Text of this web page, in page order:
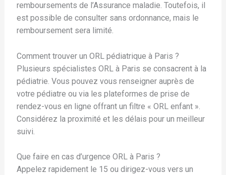
remboursements de l’Assurance maladie. Toutefois, il
est possible de consulter sans ordonnance, mais le
remboursement sera limité.
Comment trouver un ORL pédiatrique à Paris ?
Plusieurs spécialistes ORL à Paris se consacrent à la
pédiatrie. Vous pouvez vous renseigner auprès de
votre pédiatre ou via les plateformes de prise de
rendez-vous en ligne offrant un filtre « ORL enfant ».
Considérez la proximité et les délais pour un meilleur
suivi.
Que faire en cas d’urgence ORL à Paris ?
Appelez rapidement le 15 ou dirigez-vous vers un